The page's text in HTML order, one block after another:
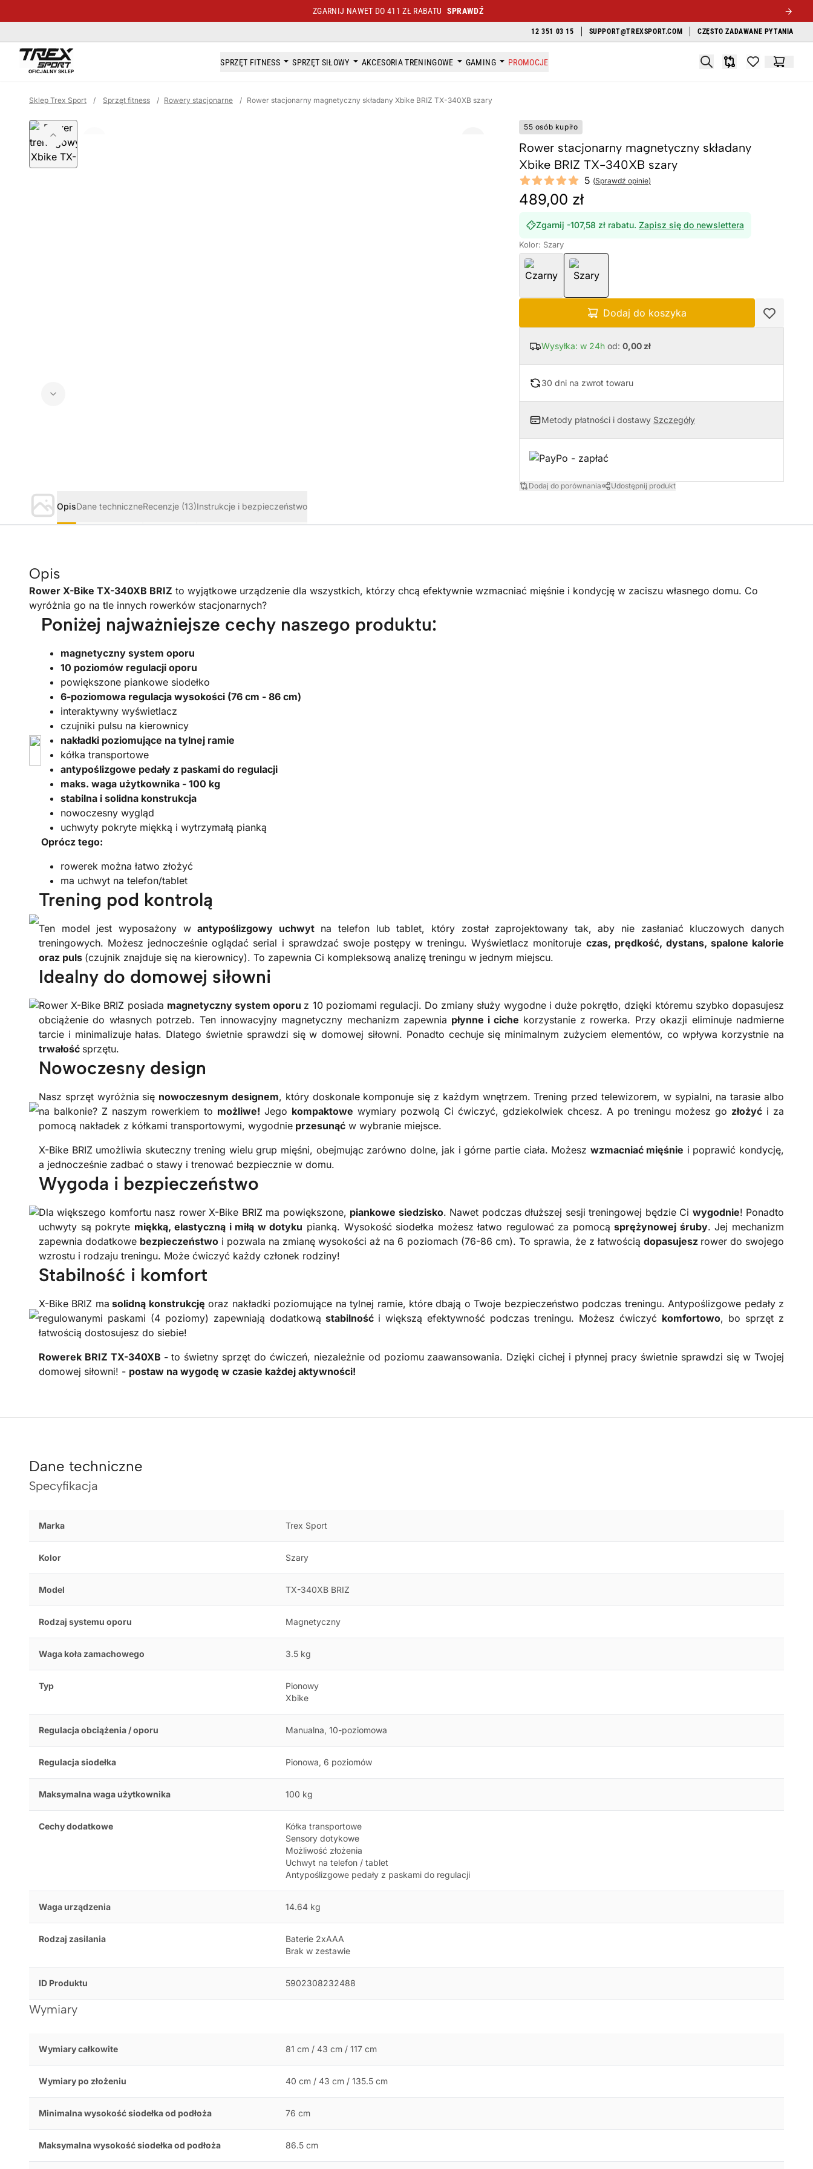
ZGARNIJ NAWET DO 411 ZŁ RABATU SPRAWDŹ
12 351 03 15 SUPPORT@TREXSPORT.COM CZĘSTO ZADAWANE PYTANIA
trexsport.com
OFICJALNY SKLEP
SPRZĘT FITNESS SPRZĘT SIŁOWY AKCESORIA TRENINGOWE GAMING PROMOCJE SearchPorównywarka
items inKoszyk
Sklep Trex Sport / Sprzęt fitness / Rowery stacjonarne / Rower stacjonarny magnetyczny składany Xbike BRIZ TX-340XB szary
55 osób kupiło
Rower stacjonarny magnetyczny składany
Xbike BRIZ TX-340XB szary
Reviews
5 out of 5 stars 5 (Sprawdź opinie)
489,00 zł
Zgarnij -107,58 zł rabatu. Zapisz się do newslettera
Kolor: Szary
Dodaj do koszyka
Wysyłka: w 24h od: 0,00 zł
30 dni na zwrot towaru
Metody płatności i dostawy Szczegóły
Dodaj do porównania Udostępnij produkt
OpisDane techniczneRecenzje (13)Instrukcje i bezpieczeństwo
Opis
Rower X-Bike TX-340XB BRIZ to wyjątkowe urządzenie dla wszystkich, którzy chcą efektywnie wzmacniać mięśnie i kondycję w zaciszu własnego domu. Co
wyróżnia go na tle innych rowerków stacjonarnych?
Poniżej najważniejsze cechy naszego produktu:
magnetyczny system oporu
10 poziomów regulacji oporu
powiększone piankowe siodełko
6-poziomowa regulacja wysokości (76 cm - 86 cm)
interaktywny wyświetlacz
czujniki pulsu na kierownicy
nakładki poziomujące na tylnej ramie
kółka transportowe
antypoślizgowe pedały z paskami do regulacji
maks. waga użytkownika - 100 kg
stabilna i solidna konstrukcja
nowoczesny wygląd
uchwyty pokryte miękką i wytrzymałą pianką
Oprócz tego:
rowerek można łatwo złożyć
ma uchwyt na telefon/tablet
Trening pod kontrolą
Ten model jest wyposażony wantypoślizgowy uchwytna telefon lub tablet, który został zaprojektowany tak, aby nie zasłaniać kluczowych danych
treningowych. Możesz jednocześnie oglądać serial i sprawdzać swoje postępy w treningu. Wyświetlacz monitoruje czas, prędkość, dystans, spalone kalorie
oraz puls (czujnik znajduje się na kierownicy). To zapewnia Ci kompleksową analizę treningu w jednym miejscu.
Idealny do domowej siłowni
Rower X-Bike BRIZ posiada magnetyczny system oporu z 10 poziomami regulacji. Do zmiany służy wygodne i duże pokrętło, dzięki któremu szybko dopasujesz
obciążenie do własnych potrzeb. Ten innowacyjny magnetyczny mechanizm zapewnia płynne i ciche korzystanie z rowerka. Przy okazji eliminuje nadmierne
tarcie i minimalizuje hałas. Dlatego świetnie sprawdzi się w domowej siłowni. Ponadto cechuje się minimalnym zużyciem elementów, co wpływa korzystnie na
trwałość sprzętu.
Nowoczesny design
Nasz sprzęt wyróżnia się nowoczesnym designem, który doskonale komponuje się z każdym wnętrzem. Trening przed telewizorem, w sypialni, na tarasie albo
na balkonie? Z naszym rowerkiem to możliwe! Jego kompaktowe wymiary pozwolą Ci ćwiczyć, gdziekolwiek chcesz. A po treningu możesz go złożyć i za
pomocą nakładek z kółkami transportowymi, wygodnie przesunąć w wybranie miejsce.
X-Bike BRIZ umożliwia skuteczny trening wielu grup mięśni, obejmując zarówno dolne, jak i górne partie ciała. Możesz wzmacniać mięśnie i poprawić kondycję,
a jednocześnie zadbać o stawy i trenować bezpiecznie w domu.
Wygoda i bezpieczeństwo
Dla większego komfortu nasz rower X-Bike BRIZ ma powiększone, piankowe siedzisko. Nawet podczas dłuższej sesji treningowej będzie Ci wygodnie! Ponadto
uchwyty są pokryte miękką, elastyczną i miłą w dotyku pianką. Wysokość siodełka możesz łatwo regulować za pomocąsprężynowej śruby. Jej mechanizm
zapewnia dodatkowe bezpieczeństwo i pozwala na zmianę wysokości aż na 6 poziomach (76-86 cm). To sprawia, że z łatwością dopasujesz rower do swojego
wzrostu i rodzaju treningu. Może ćwiczyć każdy członek rodziny!
Stabilność i komfort
X-Bike BRIZ ma solidną konstrukcję oraz nakładki poziomujące na tylnej ramie, które dbają o Twoje bezpieczeństwo podczas treningu. Antypoślizgowe pedały z
regulowanymi paskami (4 poziomy) zapewniają dodatkową stabilność i większą efektywność podczas treningu. Możesz ćwiczyć komfortowo, bo sprzęt z
łatwością dostosujesz do siebie!
Rowerek BRIZ TX-340XB - to świetny sprzęt do ćwiczeń, niezależnie od poziomu zaawansowania. Dzięki cichej i płynnej pracy świetnie sprawdzi się w Twojej
domowej siłowni! - postaw na wygodę w czasie każdej aktywności!
Dane techniczne
Specyfikacja
Marka Trex Sport
Kolor Szary
Model TX-340XB BRIZ
Rodzaj systemu oporu Magnetyczny
Waga koła zamachowego 3.5 kg
Typ
Pionowy
Xbike
Regulacja obciążenia / oporu Manualna, 10-poziomowa
Regulacja siodełka Pionowa, 6 poziomów
Maksymalna waga użytkownika 100 kg
Cechy dodatkowe
Kółka transportowe
Sensory dotykowe
Możliwość złożenia
Uchwyt na telefon / tablet
Antypoślizgowe pedały z paskami do regulacji
Waga urządzenia 14.64 kg
Rodzaj zasilania
Baterie 2xAAA
Brak w zestawie
ID Produktu 5902308232488
Wymiary
Wymiary całkowite 81 cm / 43 cm / 117 cm
Wymiary po złożeniu 40 cm / 43 cm / 135.5 cm
Minimalna wysokość siodełka od podłoża 76 cm
Maksymalna wysokość siodełka od podłoża 86.5 cm